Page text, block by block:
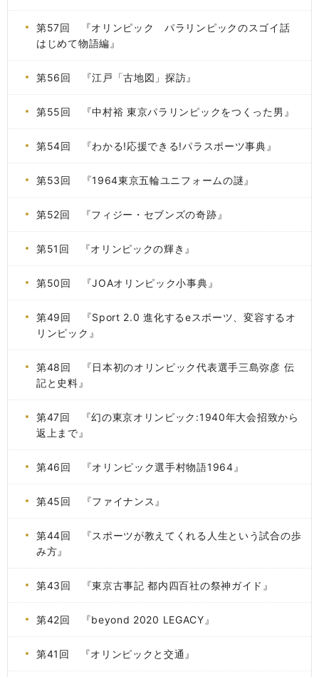
第57回 『オリンピック パラリンピックのスゴイ話
はじめて物語編』
第56回 『江戸「古地図」探訪』
第55回 『中村裕 東京パラリンピックをつくった男』
第54回 『わかる!応援できる!パラスポーツ事典』
第53回 『1964東京五輪ユニフォームの謎』
第52回 『フィジー・セブンズの奇跡』
第51回 『オリンピックの輝き』
第50回 『JOAオリンピック小事典』
第49回 『Sport 2.0 進化するeスポーツ、変容するオ
リンピック』
第48回 『日本初のオリンピック代表選手三島弥彦 伝
記と史料』
第47回 『幻の東京オリンピック:1940年大会招致から
返上まで』
第46回 『オリンピック選手村物語1964』
第45回 『ファイナンス』
第44回 『スポーツが教えてくれる人生という試合の歩
み方』
第43回 『東京古事記 都内四百社の祭神ガイド』
第42回 『beyond 2020 LEGACY』
第41回 『オリンピックと交通』